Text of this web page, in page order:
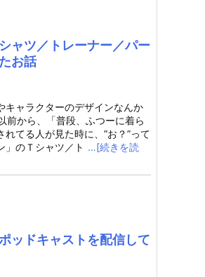
ャツ／トレーナー／パー
お話
キャラクターのデザインなんか
前から、「普段、ふつーに着ら
てる人が見た時に、”お？”って
」のＴシャツ／ト …[続きを読
ッドキャストを配信して